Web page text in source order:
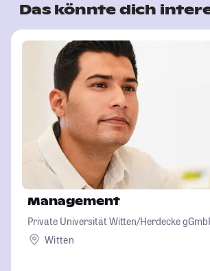
Das könnte dich
Management
Private Universität Witten/Herdecke
Witten